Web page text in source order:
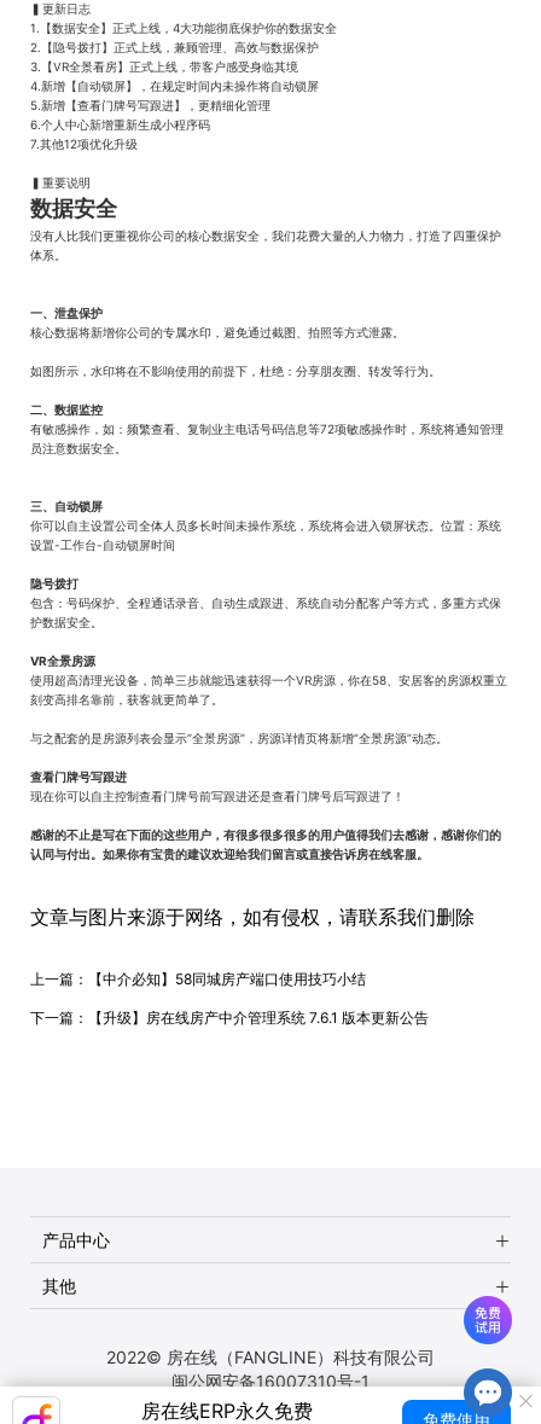
▍更新日志
1.【数据安全】正式上线，4大功能彻底保护你的数据安全
2.【隐号拨打】正式上线，兼顾管理、高效与数据保护
3.【VR全景看房】正式上线，带客户感受身临其境
4.新增【自动锁屏】，在规定时间内未操作将自动锁屏
5.新增【查看门牌号写跟进】，更精细化管理
6.个人中心新增重新生成小程序码
7.其他12项优化升级
▍重要说明
数据安全
没有人比我们更重视你公司的核心数据安全，我们花费大量的人力物力，打造了四重保护
体系。
一、泄盘保护
核心数据将新增你公司的专属水印，避免通过截图、拍照等方式泄露。
如图所示，水印将在不影响使用的前提下，杜绝：分享朋友圈、转发等行为。
二、数据监控
有敏感操作，如：频繁查看、复制业主电话号码信息等72项敏感操作时，系统将通知管理
员注意数据安全。
三、自动锁屏
你可以自主设置公司全体人员多长时间未操作系统，系统将会进入锁屏状态。位置：系统
设置-工作台-自动锁屏时间
隐号拨打
包含：号码保护、全程通话录音、自动生成跟进、系统自动分配客户等方式，多重方式保
护数据安全。
VR全景房源
使用超高清理光设备，简单三步就能迅速获得一个VR房源，你在58、安居客的房源权重立
刻变高排名靠前，获客就更简单了。
与之配套的是房源列表会显示“全景房源”，房源详情页将新增“全景房源”动态。
查看门牌号写跟进
现在你可以自主控制查看门牌号前写跟进还是查看门牌号后写跟进了！
感谢的不止是写在下面的这些用户，有很多很多很多的用户值得我们去感谢，感谢你们的
认同与付出。如果你有宝贵的建议欢迎给我们留言或直接告诉房在线客服。
文章与图片来源于网络，如有侵权，请联系我们删除
上一篇： 【中介必知】58同城房产端口使用技巧小结
下一篇： 【升级】房在线房产中介管理系统 7.6.1 版本更新公告
房在线ERP永久免费 免费使用
产品中心
其他
2022© 房在线（FANGLINE）科技有限公司
闽公网安备16007310号-1